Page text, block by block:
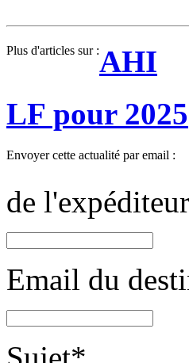
Plus d'articles sur :AHI
LF pour 2025
Envoyer cette actualité par email :
de
Email du